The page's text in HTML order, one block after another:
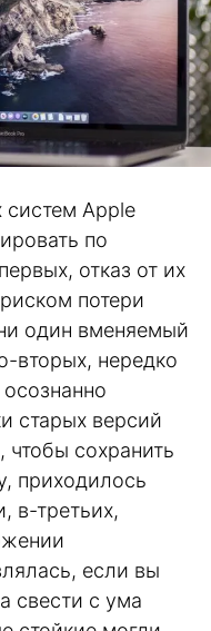
Apple
по
отказ от их
потери
один вменяемый
вторых, нередко
старых версий
чтобы сохранить
приходилось
в-третьих,
если вы
свести с ума